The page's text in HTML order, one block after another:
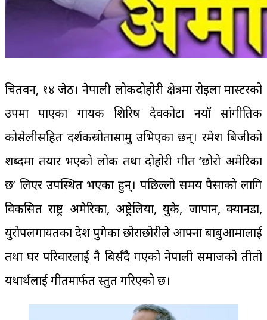
चितवन, १४ जेठ। नेपाली लोकदोहोरी क्षेत्रमा रोइला मास्टरको
उपमा पाएका गायक शिरिष देवकोटा नयाँ सांगीतिक
कोसेलीसहित दर्शकस्रोतासामु उभिएका छन्। रमेश बिजीको
शब्दमा तयार भएको लोक तथा दोहोरी गीत ‘छोरो अमेरिका
छ’ लिएर उपस्थित भएका हुन्। पछिल्लो समय पैसाको लागि
विकसित राष्ट्र अमेरिका, अष्ट्रेलिया, युके, जापान, क्यानडा,
युरोपलगायतका देश पुगेका छोराछोरीले आफ्ना बाबुआमालाई
तथा घर परिवारलाई नै बिर्सँदै गएको नेपाली समाजको तीतो
यथार्थलाई गीतमार्फत प्रस्तुत गरिएको छ।